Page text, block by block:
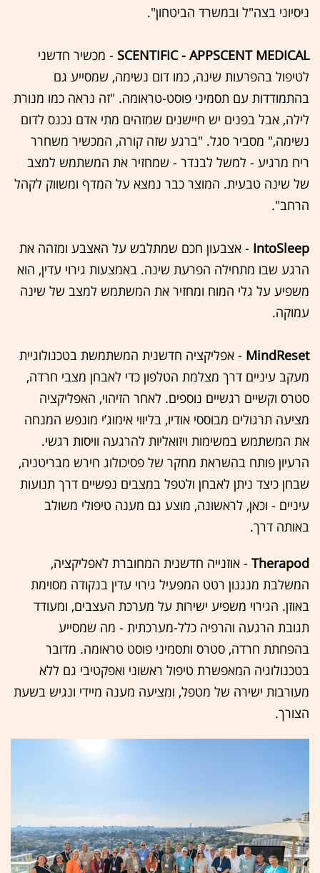
ניסיוני בצה"ל ובמשרד הביטחון".
SCENTIFIC - APPSCENT MEDICAL - מכשיר חדשני
לטיפול בהפרעות שינה, כמו דום נשימה, שמסייע גם
בהתמודדות עם תסמיני פוסט-טראומה. "זה נראה כמו מנורת
לילה, אבל בפנים יש חיישנים שמזהים מתי אדם נכנס לדום
נשימה," מסביר סגל. "ברגע שזה קורה, המכשיר משחרר
ריח מרגיע - למשל לבנדר - שמחזיר את המשתמש למצב
של שינה טבעית. המוצר כבר נמצא על המדף ומשווק לקהל
הרחב".
IntoSleep - אצבעון חכם שמתלבש על האצבע ומזהה את
הרגע שבו מתחילה הפרעת שינה. באמצעות גירוי עדין, הוא
משפיע על גלי המוח ומחזיר את המשתמש למצב של שינה
עמוקה.
MindReset - אפליקציה חדשנית המשתמשת בטכנולוגיית
מעקב עיניים דרך מצלמת הטלפון כדי לאבחן מצבי חרדה,
סטרס וקשיים רגשיים נוספים. לאחר הזיהוי, האפליקציה
מציעה תרגולים מבוססי אודיו, בליווי אימוג’י מונפש המנחה
את המשתמש במשימות ויזואליות להרגעה וויסות רגשי.
הרעיון פותח בהשראת מחקר של פסיכולוג חירש מבריטניה,
שבחן כיצד ניתן לאבחן ולטפל במצבים נפשיים דרך תנועות
עיניים - וכאן, לראשונה, מוצע גם מענה טיפולי משולב
באותה דרך.
Therapod - אוזנייה חדשנית המחוברת לאפליקציה,
המשלבת מנגנון רטט המפעיל גירוי עדין בנקודה מסוימת
באוזן. הגירוי משפיע ישירות על מערכת העצבים, ומעודד
תגובת הרגעה והרפיה כלל-מערכתית - מה שמסייע
בהפחתת חרדה, סטרס ותסמיני פוסט טראומה. מדובר
בטכנולוגיה המאפשרת טיפול ראשוני ואפקטיבי גם ללא
מעורבות ישירה של מטפל, ומציעה מענה מיידי ונגיש בשעת
הצורך.